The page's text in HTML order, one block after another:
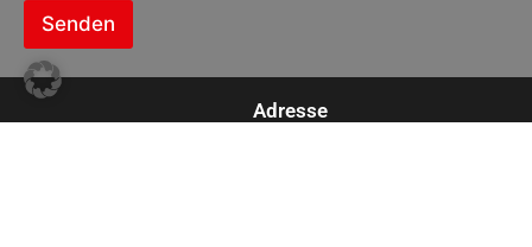
Senden
Adresse